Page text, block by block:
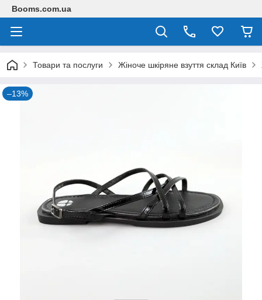
Booms.com.ua
Товари та послуги Жіноче шкіряне взуття склад Київ
–13%